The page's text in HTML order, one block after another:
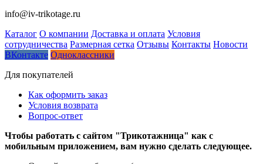
info@iv-trikotage.ru
Каталог О компании Доставка и оплата Условия
сотрудничества Размерная сетка Отзывы Контакты Новости
ВКонтакте Одноклассники
Для покупателей
Как оформить заказ
Условия возврата
Вопрос-ответ
Чтобы работать с сайтом "Трикотажница" как с
мобильным приложением, вам нужно сделать следующее.